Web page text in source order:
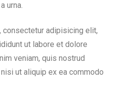
urna.
adipisicing elit,
ut labore et dolore
veniam, quis nostrud
ut aliquip ex ea commodo